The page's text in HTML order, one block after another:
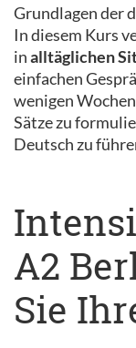
Grundlagen der
In diesem Kurs
inalltäglichen
einfachen
wenigen
Sätze zu
Deutsch zu
A2
Sie